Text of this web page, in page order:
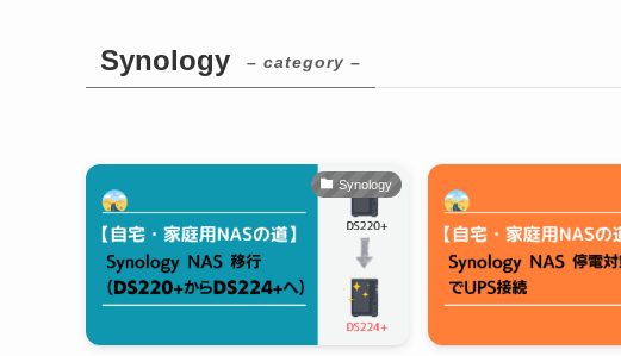
Synology – category –
Synology